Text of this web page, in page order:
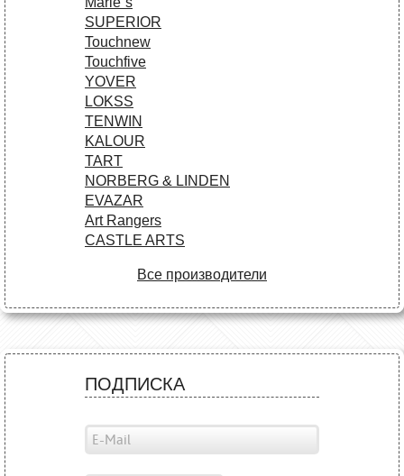
SUPERIOR
Touchnew
Touchfive
YOVER
LOKSS
TENWIN
KALOUR
TART
NORBERG & LINDEN
EVAZAR
Art Rangers
CASTLE ARTS
Все производители
ПОДПИСКА